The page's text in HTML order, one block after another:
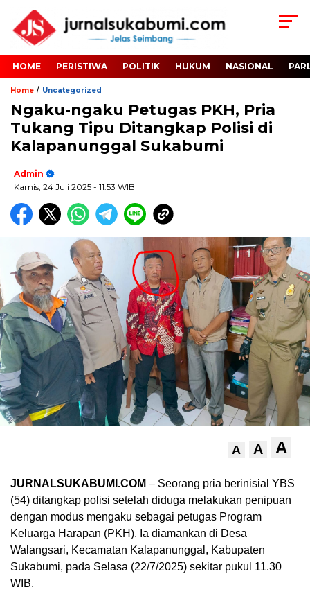
HOME PERISTIWA POLITIK HUKUM NASIONAL
Home / Uncategorized
Ngaku-ngaku Petugas PKH, Pria
Tukang Tipu Ditangkap Polisi di
Kalapanunggal Sukabumi
Admin
Kamis, 24 Juli 2025 - 11:53 WIB
A A A
JURNALSUKABUMI.COM – Seorang pria berinisial YBS
(54) ditangkap polisi setelah diduga melakukan penipuan
dengan modus mengaku sebagai petugas Program
Keluarga Harapan (PKH). Ia diamankan di Desa
Walangsari, Kecamatan Kalapanunggal, Kabupaten
Sukabumi, pada Selasa (22/7/2025) sekitar pukul 11.30
WIB.